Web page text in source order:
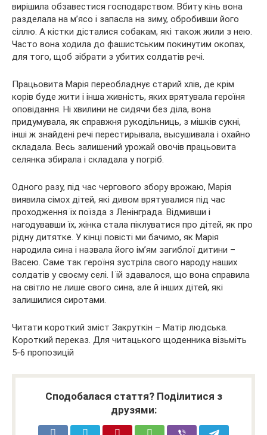
вирішила обзавестися господарством. Вбиту кінь вона
разделала на м’ясо і запасла на зиму, обробивши його
сіллю. А кістки дісталися собакам, які також жили з нею.
Часто вона ходила до фашистським покинутим окопах,
для того, щоб зібрати з убитих солдатів речі.
Працьовита Марія переобладнує старий хлів, де крім
корів буде жити і інша живність, яких врятувала героїня
оповідання. Ні хвилини не сидячи без діла, вона
придумувала, як справжня рукодільниць, з мішків сукні,
інші ж знайдені речі перестирывала, высушивала і охайно
складала. Весь залишений урожай овочів працьовита
селянка збирала і складала у погріб.
Одного разу, під час чергового збору врожаю, Марія
виявила сімох дітей, які дивом врятувалися під час
проходження їх поїзда з Ленінграда. Відмивши і
нагодувавши їх, жінка стала піклуватися про дітей, як про
рідну дитятке. У кінці повісті ми бачимо, як Марія
народила сина і назвала його ім’ям загиблої дитини –
Васею. Саме так героїня зустріла свого народу наших
солдатів у своєму селі. І їй здавалося, що вона справила
на світло не лише свого сина, але й інших дітей, які
залишилися сиротами.
Читати короткий зміст Закруткін – Матір людська.
Короткий переказ. Для читацького щоденника візьміть
5-6 пропозицій
Сподобалася стаття? Поділитися з
друзями: